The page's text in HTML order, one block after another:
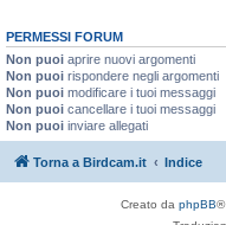
PERMESSI FORUM
Non puoi aprire nuovi argomenti
Non puoi rispondere negli argomenti
Non puoi modificare i tuoi messaggi
Non puoi cancellare i tuoi messaggi
Non puoi inviare allegati
Torna a Birdcam.it Indice
Creato da phpBB®